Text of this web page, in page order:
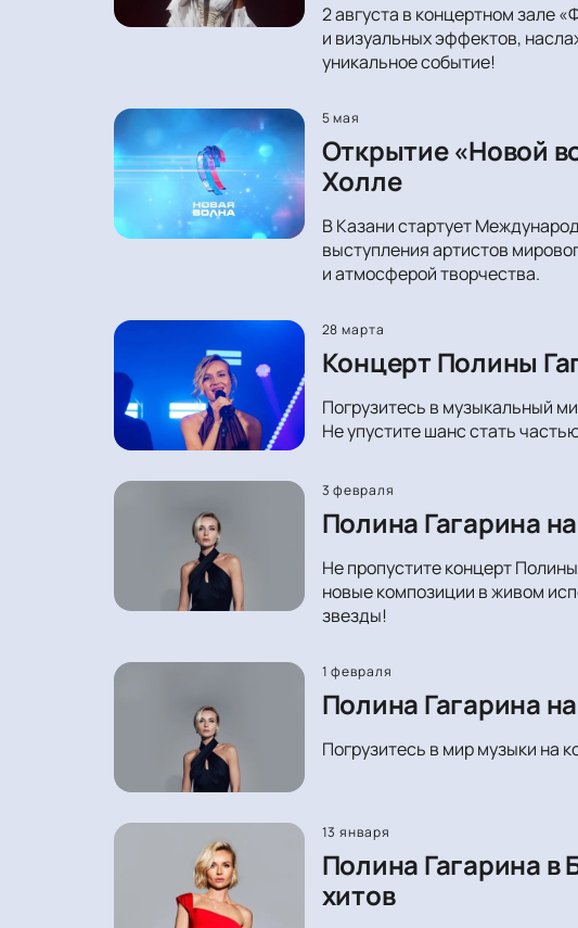
2 августа в концертном зале
и визуальных эффектов,
уникальное событие!
5 мая
Открытие «Новой
Холле
В Казани стартует
выступления артистов
и атмосферой творчества.
28 марта
Концерт Полины
Погрузитесь в музыкальный
Не упустите шанс стать
3 февраля
Полина Гагарина
Не пропустите концерт
новые композиции в живом
звезды!
1 февраля
Полина Гагарина
Погрузитесь в мир музыки на
13 января
Полина Гагарина
хитов